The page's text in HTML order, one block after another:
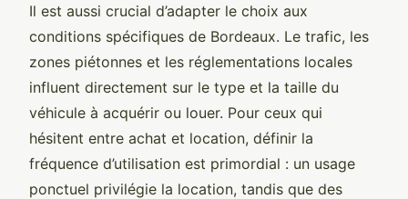
Il est aussi crucial d’adapter le choix aux
conditions spécifiques de Bordeaux. Le trafic, les
zones piétonnes et les réglementations locales
influent directement sur le type et la taille du
véhicule à acquérir ou louer. Pour ceux qui
hésitent entre achat et location, définir la
fréquence d’utilisation est primordial : un usage
ponctuel privilégie la location, tandis que des